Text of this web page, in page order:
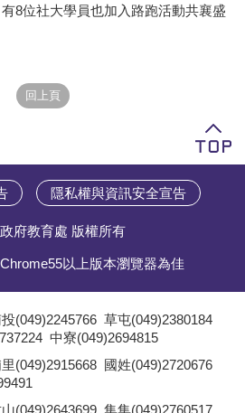
8位社大學員也加入路跑活動共襄盛
隱私權與資訊安全宣告
府教育處 版權所有
以上版本瀏覽器為佳
(049)2245766 草屯(049)2380184
中寮(049)2694815
(049)2915668 國姓(049)2720676
(049)2643699 集集(049)2760517